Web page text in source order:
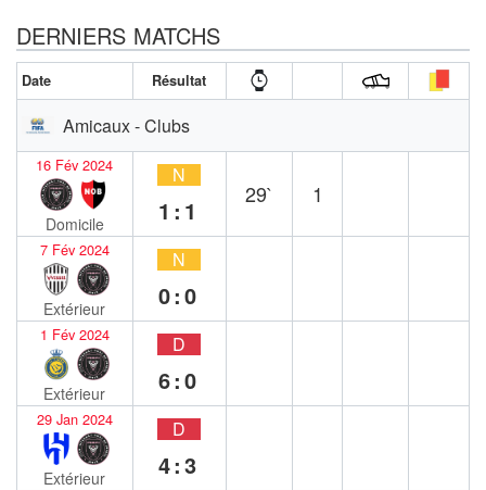
DERNIERS MATCHS
Date Résultat
Amicaux - Clubs
16 Fév 2024
Domicile
N
1:1
29` 1
7 Fév 2024
Extérieur
N
0:0
1 Fév 2024
Extérieur
D
6:0
29 Jan 2024
Extérieur
D
4:3